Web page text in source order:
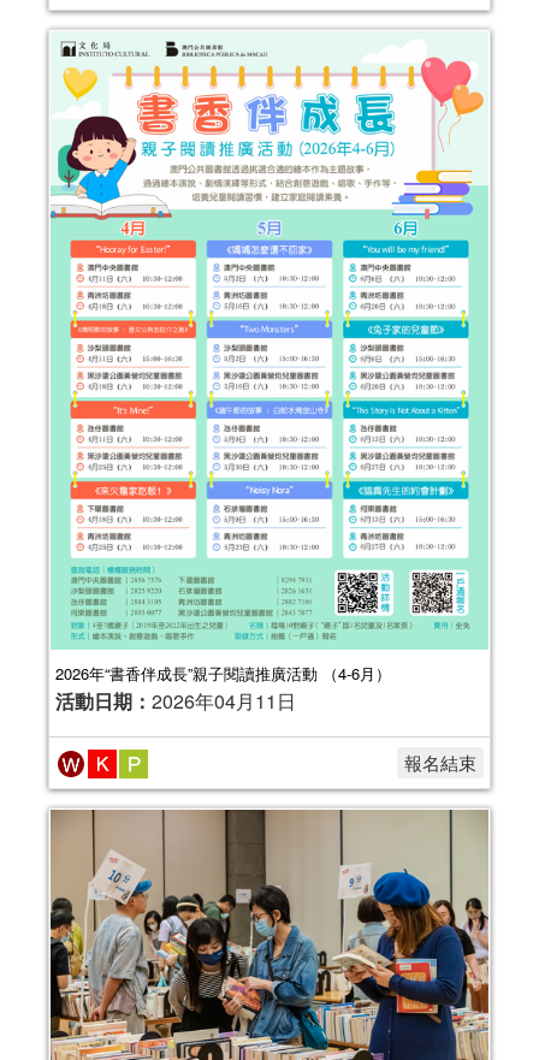
2026年“書香伴成長”親子閱讀推廣活動 （4-6月）
活動日期： 2026年04月11日
報名結束